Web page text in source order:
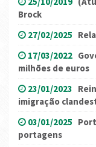
Brock
27/02/2025
17/03/2022
milhões de euros
23/01/2023
imigração
03/01/2025
portagens